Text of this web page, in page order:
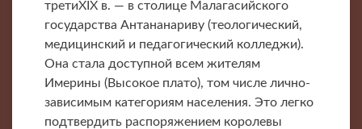
третиXIX в. — в столице Малагасийского
государства Антананариву (теологический,
медицинский и педагогический колледжи).
Она стала доступной всем жителям
Имерины (Высокое плато), том числе лично-
зависимым категориям населения. Это легко
подтвердить распоряжением королевы